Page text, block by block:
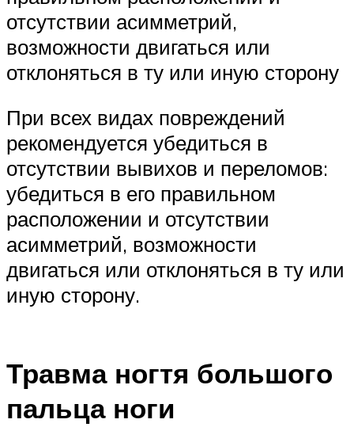
отсутствии асимметрий,
возможности двигаться или
отклоняться в ту или иную сторону
При всех видах повреждений
рекомендуется убедиться в
отсутствии вывихов и переломов:
убедиться в его правильном
расположении и отсутствии
асимметрий, возможности
двигаться или отклоняться в ту или
иную сторону.
Травма ногтя большого
пальца ноги